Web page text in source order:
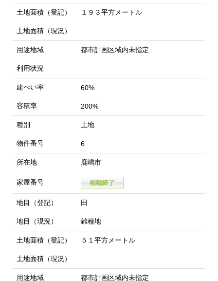
土地面積（登記） １９３平方メートル
土地面積（現況）
用途地域 都市計画区域内未指定
利用状況
建ぺい率 60%
容積率 200%
種別 土地
物件番号 6
所在地 鹿嶋市
家屋番号
地目（登記） 田
地目（現況） 雑種地
土地面積（登記） ５１平方メートル
土地面積（現況）
用途地域 都市計画区域内未指定